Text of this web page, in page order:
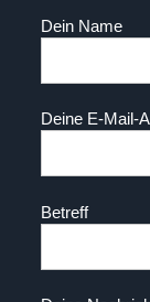
Dein Name
Deine E-Mail-
Betreff